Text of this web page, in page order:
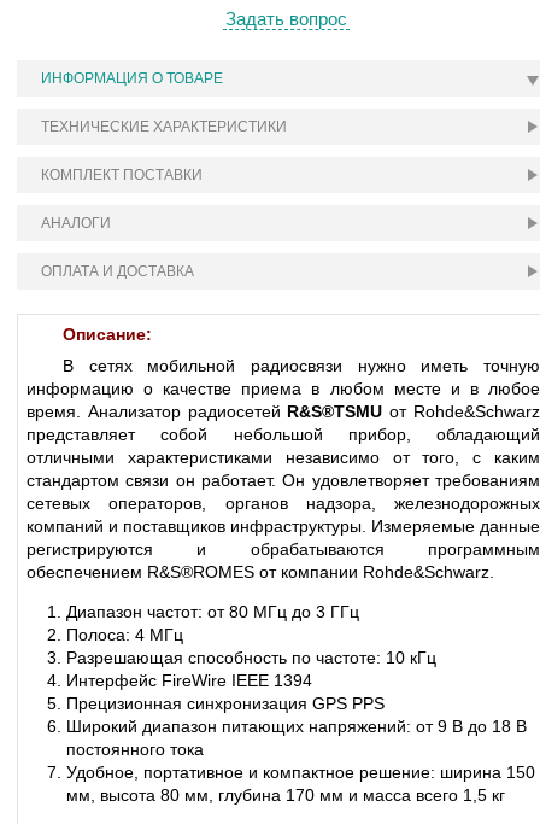
Задать вопрос
ИНФОРМАЦИЯ О ТОВАРЕ
ТЕХНИЧЕСКИЕ ХАРАКТЕРИСТИКИ
КОМПЛЕКТ ПОСТАВКИ
АНАЛОГИ
ОПЛАТА И ДОСТАВКА
Описание:
В сетях мобильной радиосвязи нужно иметь точную
информацию о качестве приема в любом месте и в любое
время. Анализатор радиосетей R&S®TSMU от Rohde&Schwarz
представляет собой небольшой прибор, обладающий
отличными характеристиками независимо от того, с каким
стандартом связи он работает. Он удовлетворяет требованиям
сетевых операторов, органов надзора, железнодорожных
компаний и поставщиков инфраструктуры. Измеряемые данные
регистрируются и обрабатываются программным
обеспечением R&S®ROMES от компании Rohde&Schwarz.
Диапазон частот: от 80 МГц до 3 ГГц
Полоса: 4 МГц
Разрешающая способность по частоте: 10 кГц
Интерфейс FireWire IEEE 1394
Прецизионная синхронизация GPS PPS
Широкий диапазон питающих напряжений: от 9 В до 18 В
постоянного тока
Удобное, портативное и компактное решение: ширина 150
мм, высота 80 мм, глубина 170 мм и масса всего 1,5 кг